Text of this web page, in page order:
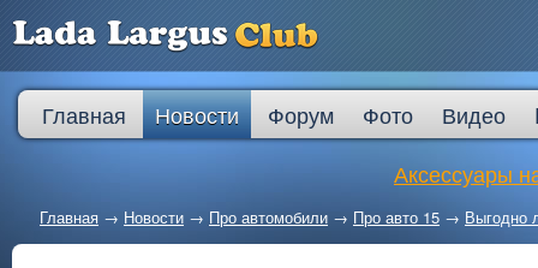
Главная Новости Форум Фото Видео
Аксессуары
Главная → Новости → Про автомобили → Про авто 15 → Выгодно